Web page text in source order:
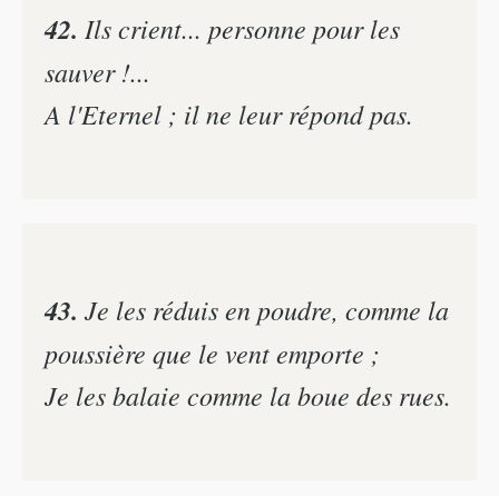
42. Ils crient... personne pour les
sauver !...
A l'Eternel ; il ne leur répond pas.
43. Je les réduis en poudre, comme la
poussière que le vent emporte ;
Je les balaie comme la boue des rues.